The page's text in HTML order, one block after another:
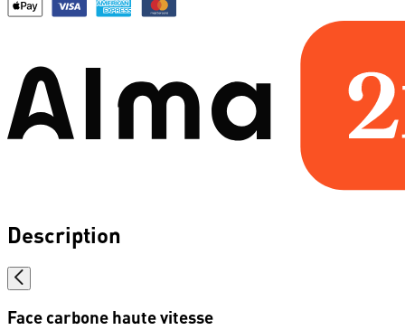
Description
Face carbone haute vitesse